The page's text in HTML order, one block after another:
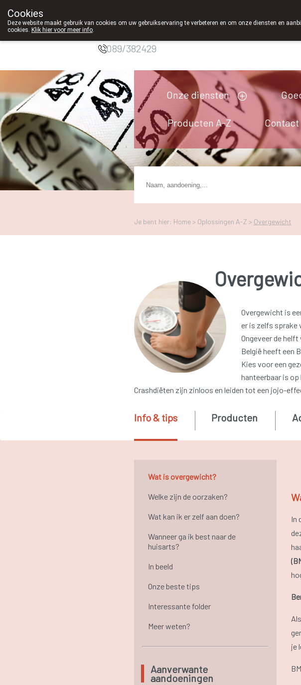
Apotheek
Duchateau Genk
089/382429
Onze diensten
Producten A-Z Contact
Je bent hier: Home > Oplossingen A-Z > Overgewicht
Overgewicht is
er is zelfs sprake
Ongeveer de
België heeft een
Kies voor een
hanteerbaar is
Crashdiëten zijn zinloos en leiden tot een jojo-
Wat is overgewicht?
Welke zijn de oorzaken?
Wat kan ik er zelf aan doen?
Wanneer ga ik best naar de
huisarts?
In beeld
Onze beste tips
Interessante folder
Meer weten?
Aanverwante
aandoeningen
Info & tips Producten
In
je
Cookies
Deze website maakt gebruik van cookies om uw gebruikservaring te verbeteren en om onze diensten en
cookies. Klik hier voor meer info.